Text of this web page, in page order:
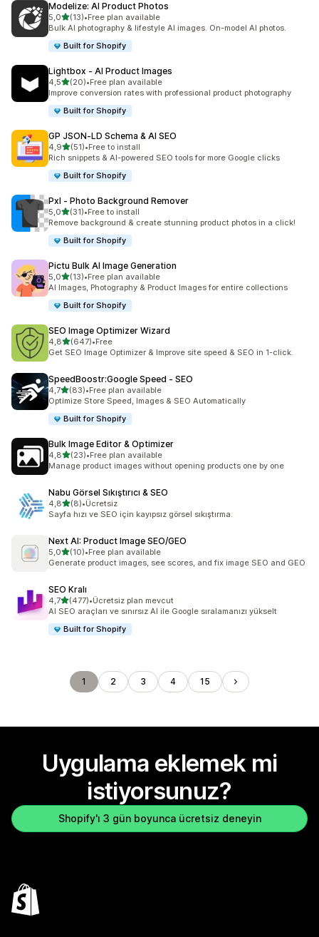
Modelize: AI Product Photos
5,05 yıldız üzerinden
(13)
toplam 13 değerlendirme
•Free plan available
Bulk AI photography & lifestyle AI images. On-model AI photos.
Built for Shopify
Lightbox ‑ AI Product Images
4,55 yıldız üzerinden
(20)
toplam 20 değerlendirme
•Free plan available
Improve conversion rates with professional product photography
Built for Shopify
GP JSON‑LD Schema & AI SEO
4,95 yıldız üzerinden
(51)
toplam 51 değerlendirme
•Free to install
Rich snippets & AI-powered SEO tools for more Google clicks
Built for Shopify
Pxl ‑ Photo Background Remover
5,05 yıldız üzerinden
(31)
toplam 31 değerlendirme
•Free to install
Remove background & create stunning product photos in a click!
Built for Shopify
Pictu Bulk AI Image Generation
5,05 yıldız üzerinden
(13)
toplam 13 değerlendirme
•Free plan available
AI Images, Photography & Product Images for entire collections
Built for Shopify
SEO Image Optimizer Wizard
4,85 yıldız üzerinden
(647)
toplam 647 değerlendirme
•Free
Get SEO Image Optimizer & Improve site speed & SEO in 1-click.
SpeedBoostr:Google Speed ‑ SEO
4,75 yıldız üzerinden
(83)
toplam 83 değerlendirme
•Free plan available
Optimize Store Speed, Images & SEO Automatically
Built for Shopify
Bulk Image Editor & Optimizer
4,85 yıldız üzerinden
(23)
toplam 23 değerlendirme
•Free plan available
Manage product images without opening products one by one
Nabu Görsel Sıkıştırıcı & SEO
4,85 yıldız üzerinden
(8)
toplam 8 değerlendirme
•Ücretsiz
Sayfa hızı ve SEO için kayıpsız görsel sıkıştırma.
Next AI: Product Image SEO/GEO
5,05 yıldız üzerinden
(10)
toplam 10 değerlendirme
•Free plan available
Generate product images, see scores, and fix image SEO and GEO
SEO Kralı
4,75 yıldız üzerinden
(477)
toplam 477 değerlendirme
•Ücretsiz plan mevcut
AI SEO araçları ve sınırsız AI ile Google sıralamanızı yükselt
Built for Shopify
1 2 3 4 15
Uygulama eklemek mi
istiyorsunuz?
Shopify'ı 3 gün boyunca ücretsiz deneyin